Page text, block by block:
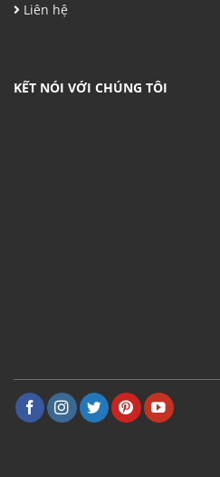
Liên hệ
KẾT NÓI VỚI CHÚNG TÔI